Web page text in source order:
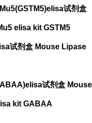
试剂盒
elisa kit GSTM5
试剂盒 Mouse Lipase
试剂盒 Mouse
kit GABAA